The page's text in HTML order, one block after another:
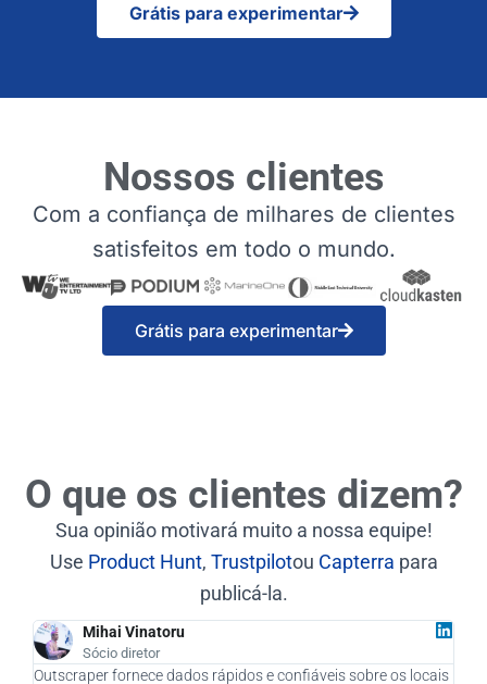
Grátis para experimentar
Nossos clientes
Com a confiança de milhares de clientes
satisfeitos em todo o mundo.
Grátis para experimentar
O que os clientes dizem?
Sua opinião motivará muito a nossa equipe!
Use Product Hunt, Trustpilotou Capterra para
publicá-la.
Mihai Vinatoru
Sócio diretor
Outscraper fornece dados rápidos e confiáveis sobre os locais